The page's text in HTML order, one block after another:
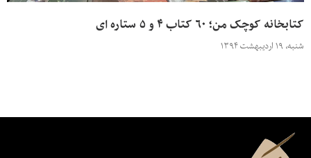
کتابخانه کوچک من؛ ۶۰ کتاب ۴ و ۵ ستاره ای
شنبه، ۱۹ اردیبهشت ۱۳۹۴